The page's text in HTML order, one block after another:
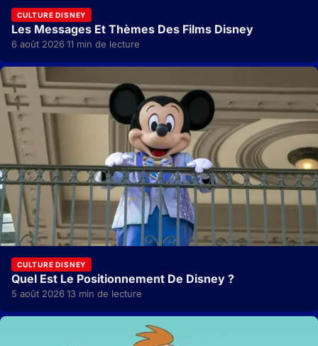
CULTURE DISNEY
Les Messages Et Thèmes Des Films Disney
6 août 2026·11 min de lecture
CULTURE DISNEY
Quel Est Le Positionnement De Disney ?
5 août 2026·13 min de lecture